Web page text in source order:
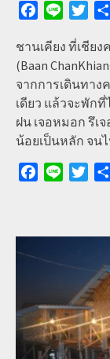
Facebook
Line
ชานเคียง ที่เชีย
(Baan
จากการเดินทาง
เดียว แล้วจะพัก
ฝน เจอหมอก รึเ
น้อยเป็นหลัก จน
Facebook
Line